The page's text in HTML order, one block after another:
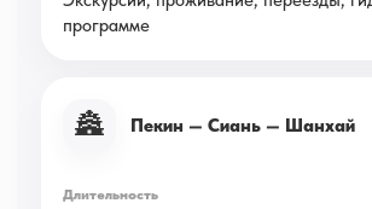
программе
🏯 Пекин — Сиань — Шанхай